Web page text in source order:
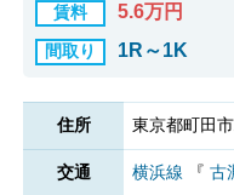
賃料 5.6万円
間取り 1R～1K
住所 東京都町田
交通 横浜線 『 古